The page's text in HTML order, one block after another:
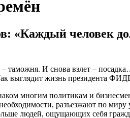
человек
– таможня. И снова взлет –
выглядит жизнь президента
многим политикам и
разъезжают по
людей, ощущающих себя